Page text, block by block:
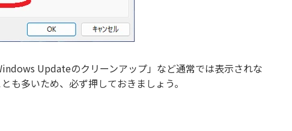
Updateのクリーンアップ」など通常では表示されな
も多いため、必ず押しておきましょう。